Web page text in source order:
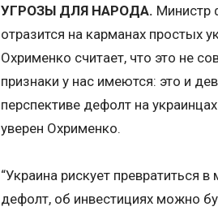
УГРОЗЫ ДЛЯ НАРОДА. Министр
отразится на карманах простых
Охрименко считает, что это не
признаки у нас имеются: это и
перспективе дефолт на
уверен Охрименко.
“Украина рискует превратиться
дефолт, об инвестициях можно